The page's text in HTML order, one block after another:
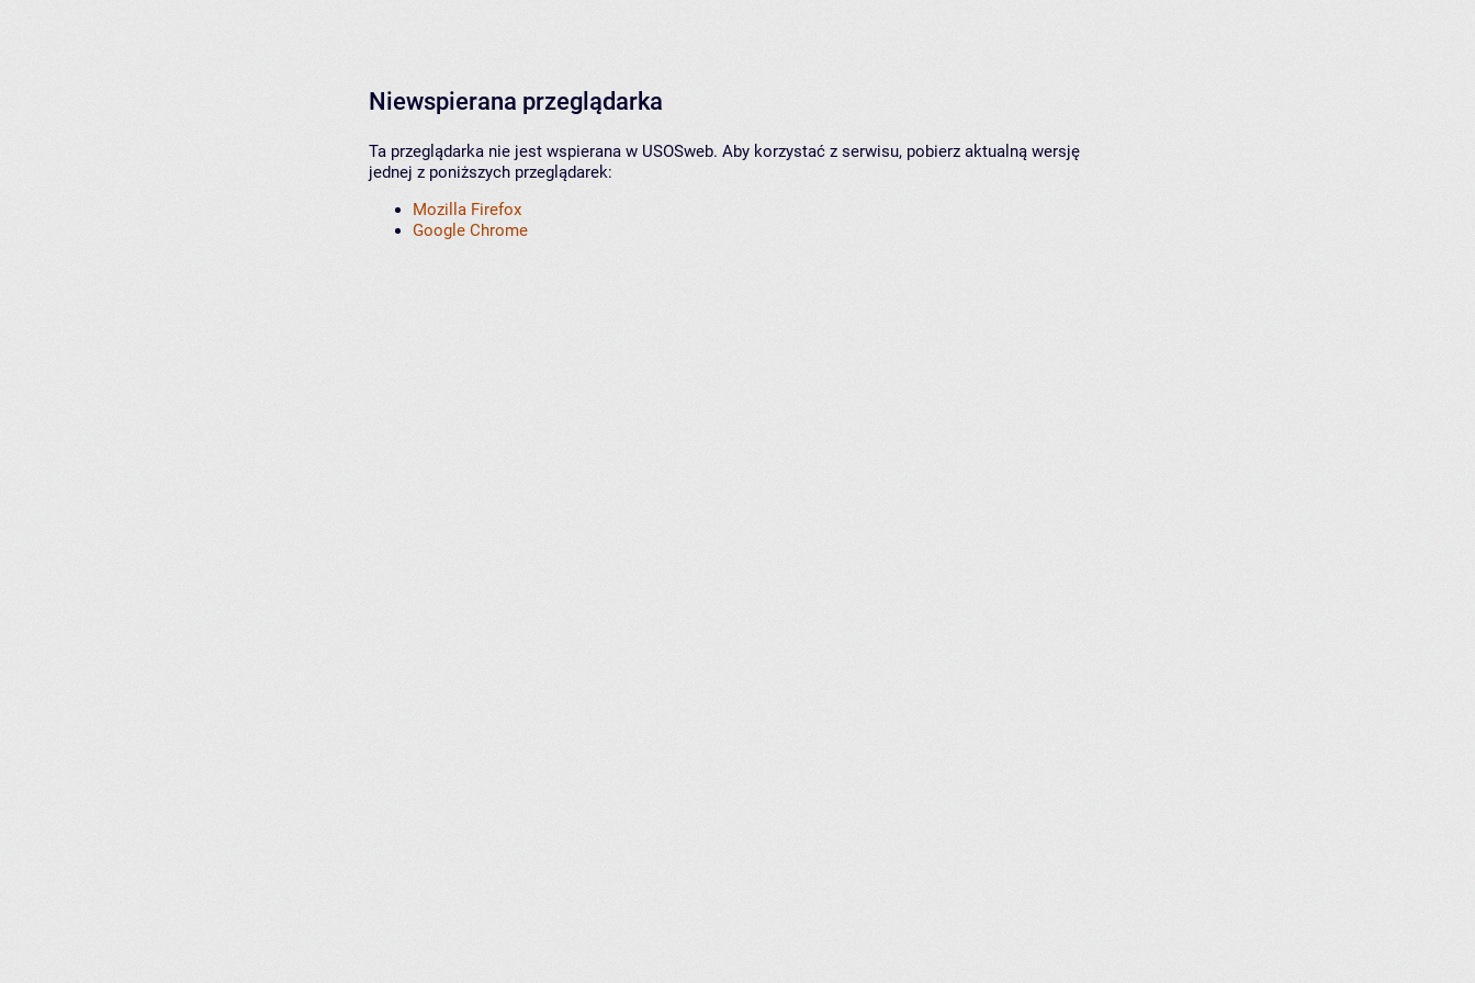
Niewspierana przeglądarka
Ta przeglądarka nie jest wspierana w USOSweb. Aby korzystać z serwisu, pobierz aktualną wersję
jednej z poniższych przeglądarek:
Mozilla Firefox
Google Chrome